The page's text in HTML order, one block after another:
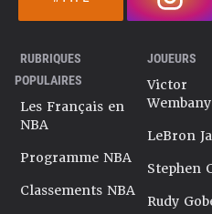
RUBRIQUES
POPULAIRES
Les Français en
NBA
Programme NBA
Classements NBA
JOUEURS
Victor
LeBron
Stephen
Rudy